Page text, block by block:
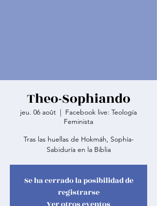
Theo-Sophiando
jeu. 06 août
  |
Facebook live: Teología
Feminista
Tras las huellas de Hokmáh, Sophía-
Sabiduría en la Biblia
Se ha cerrado la posibilidad de
registrarse